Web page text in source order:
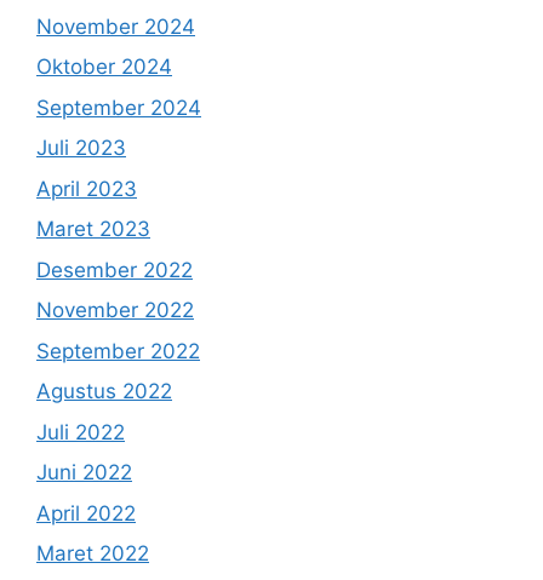
November 2024
Oktober 2024
September 2024
Juli 2023
April 2023
Maret 2023
Desember 2022
November 2022
September 2022
Agustus 2022
Juli 2022
Juni 2022
April 2022
Maret 2022